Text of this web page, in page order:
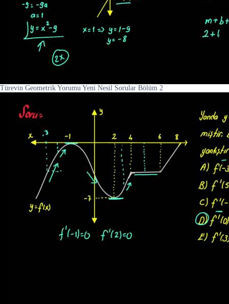
Türevin Geometrik Yorumu Yeni Nesil Sorular Bölüm 2